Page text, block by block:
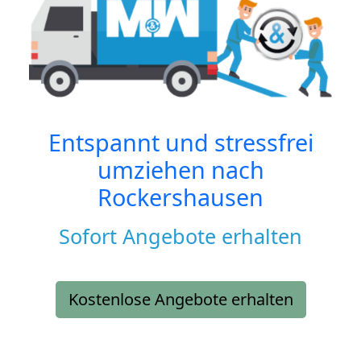
Entspannt und stressfrei
umziehen nach
Rockershausen
Sofort Angebote erhalten
Kostenlose Angebote erhalten